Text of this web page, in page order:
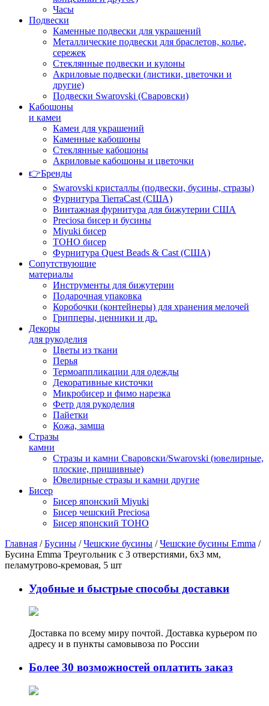
Часы
Подвески
Каменные подвески для украшений
Металлические подвески для браслетов, колье,
сережек
Стеклянные подвески и кулоны
Акриловые подвески (листики, цветочки и
другие)
Подвески Swarovski (Сваровски)
Кабошоны
и камеи
Камеи для украшений
Каменные кабошоны
Стеклянные кабошоны
Акриловые кабошоны и цветочки
👉Бренды
Swarovski кристаллы (подвески, бусины, стразы)
Фурнитура TierraCast (США)
Винтажная фурнитура для бижутерии США
Preciosa бисер и бусины
Miyuki бисер
TOHO бисер
Фурнитура Quest Beads & Cast (США)
Сопутствующие
материалы
Инструменты для бижутерии
Подарочная упаковка
Коробочки (контейнеры) для хранения мелочей
Грипперы, ценники и др.
Декоры
для рукоделия
Цветы из ткани
Перья
Термоаппликации для одежды
Декоративные кисточки
Микробисер и фимо нарезка
Фетр для рукоделия
Пайетки
Кожа, замша
Стразы
камни
Стразы и камни Сваровски/Swarovski (ювелирные,
плоские, пришивные)
Ювелирные стразы и камни другие
Бисер
Бисер японский Miyuki
Бисер чешский Preciosa
Бисер японский TOHO
Главная /Бусины /Чешские бусины /Чешские бусины Emma /
Бусина Emma Треугольник с 3 отверстиями, 6х3 мм,
пеламутрово-кремовая, 5 шт
Удобные и быстрые способы доставки
Доставка по всему миру почтой. Доставка курьером по
адресу и в пункты самовывоза по России
Более 30 возможностей оплатить заказ